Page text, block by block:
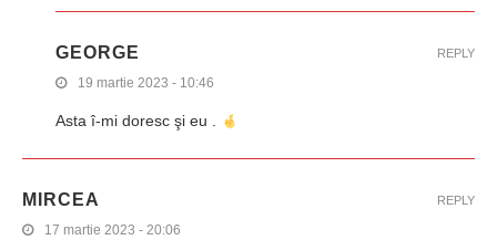
GEORGE
19 martie 2023 - 10:46
Asta î-mi doresc şi eu .
REPLY
MIRCEA
17 martie 2023 - 20:06
REPLY